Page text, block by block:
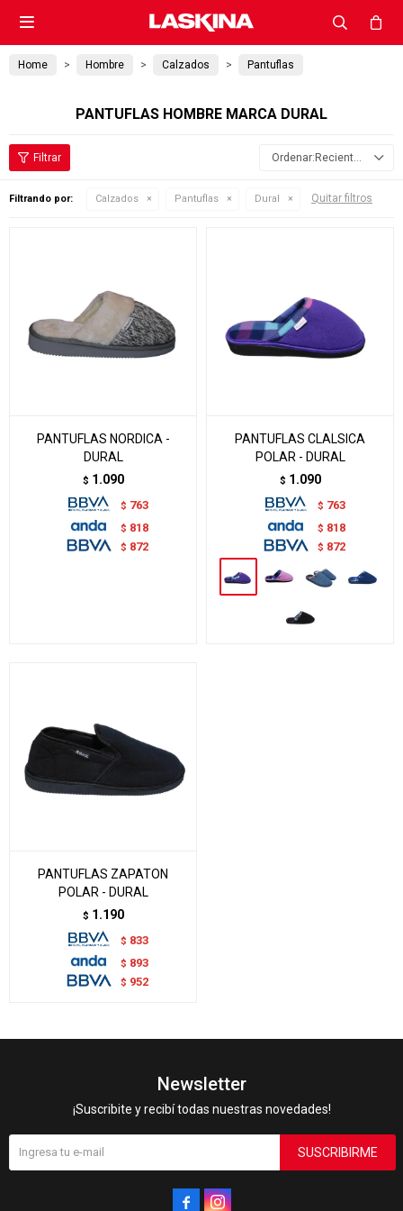

Home Hombre Calzados Pantuflas
PANTUFLAS HOMBRE MARCA DURAL
Recientes
Filtrando por: Calzados Pantuflas Dural Quitar filtros
PANTUFLAS NORDICA -
DURAL
$ 1.090
$ 763
$ 818
$ 872
PANTUFLAS CLALSICA
POLAR - DURAL
$ 1.090
$ 763
$ 818
$ 872
PANTUFLAS ZAPATON
POLAR - DURAL
$ 1.190
$ 833
$ 893
$ 952
Newsletter
¡Suscribite y recibí todas nuestras novedades!
SUSCRIBIRME
 